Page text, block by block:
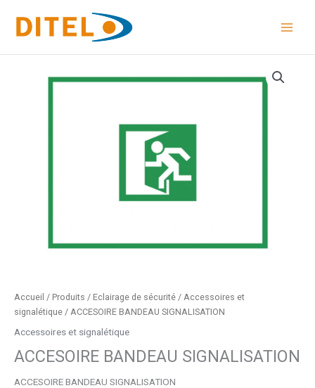
contenu
Accueil / Produits / Eclairage de sécurité / Accessoires et
signalétique / ACCESOIRE BANDEAU SIGNALISATION
Accessoires et signalétique
ACCESOIRE BANDEAU SIGNALISATION
ACCESOIRE BANDEAU SIGNALISATION